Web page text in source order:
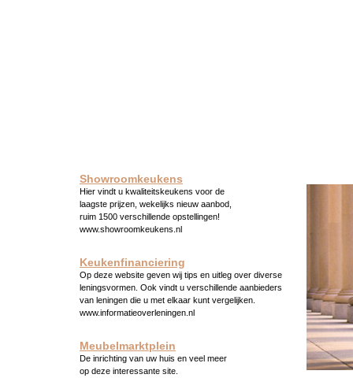
Showroomkeukens
Hier vindt u kwaliteitskeukens voor de
laagste prijzen, wekelijks nieuw aanbod,
ruim 1500 verschillende opstellingen!
www.showroomkeukens.nl
Keukenfinanciering
Op deze website geven wij tips en uitleg over diverse
leningsvormen. Ook vindt u verschillende aanbieders
van leningen die u met elkaar kunt vergelijken.
www.informatieoverleningen.nl
Meubelmarktplein
De inrichting van uw huis en veel meer
op deze interessante site.